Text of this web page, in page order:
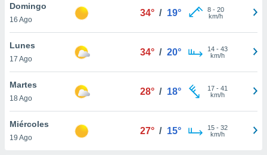
de
cookies
aceptar
Domingo
16 Ago
34° / 19° 8- 20
km/h
Lunes
17 Ago
34° / 20° 14- 43
km/h
Martes
18 Ago
28° / 18° 17- 41
km/h
Miércoles
19 Ago
27° / 15° 15- 32
km/h